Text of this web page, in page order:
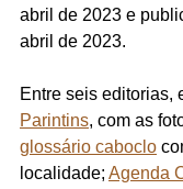
abril de 2023 e
abril de 2023.
Entre seis editorias,
Parintins, com as
glossário caboclo
localidade; Agenda